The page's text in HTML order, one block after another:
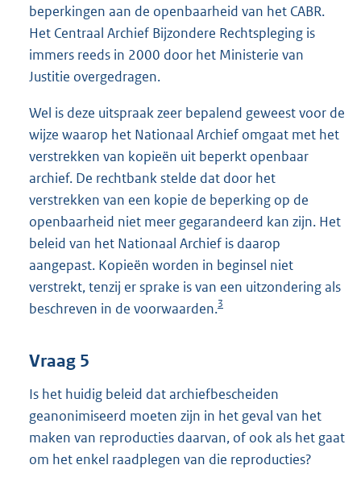
beperkingen aan de openbaarheid van het CABR.
Het Centraal Archief Bijzondere Rechtspleging is
immers reeds in 2000 door het Ministerie van
Justitie overgedragen.
Wel is deze uitspraak zeer bepalend geweest voor de
wijze waarop het Nationaal Archief omgaat met het
verstrekken van kopieën uit beperkt openbaar
archief. De rechtbank stelde dat door het
verstrekken van een kopie de beperking op de
openbaarheid niet meer gegarandeerd kan zijn. Het
beleid van het Nationaal Archief is daarop
aangepast. Kopieën worden in beginsel niet
verstrekt, tenzij er sprake is van een uitzondering als
beschreven in de voorwaarden.3
Vraag 5
Is het huidig beleid dat archiefbescheiden
geanonimiseerd moeten zijn in het geval van het
maken van reproducties daarvan, of ook als het gaat
om het enkel raadplegen van die reproducties?